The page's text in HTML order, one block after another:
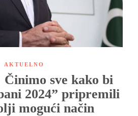
AKTUELNO
sve kako bi
2024” pripremili
mogući način